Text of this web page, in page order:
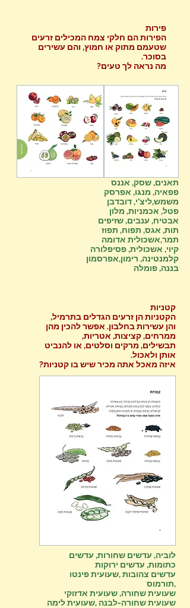
פירות
הפירות הם חלקי צמח המכילים זרעים
שטעמם מתוק או חמוץ, והם עשירים
בסוכר.
מה נראה לך טעים?
תאנים, שסק, אננס
פפאיה, מנגו, אפרסק
משמש,ליצ'י, דובדבן
פטל, אכמניות, מלון
אבטיח, ענבים, שזיפים
תות, אגס, תפוח, תפוז
תמר,אשכולית אדומה
קיוי, אשכולית, פסיפלורה
קלמנטינה, רימון,אפרסמון
בננה, פומלה
קטניות
הקטניות הן זרעים הגדלים בתרמיל,
והן עשירות בחלבון. אפשר להכין מהן
ממרחים, קציצות, אטריות,
תבשילים, מרקים וסלטים, או להנביט
אותן ולאכול.
איזה מאכל אתה מכיר שיש בו קטניות?
לוביה, עדשים שחורות, עדשים
כתומות, עדשים ירוקות
עדשים צהובות ,שעועית פינטו
,תורמוס
שעועית שחורה, שעועית אדזוקי
שעועית שחורה-לבנה ,שעועית לימה